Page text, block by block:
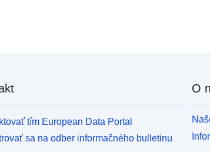
tím European Data Portal
sa na odber informačného bulletinu
O